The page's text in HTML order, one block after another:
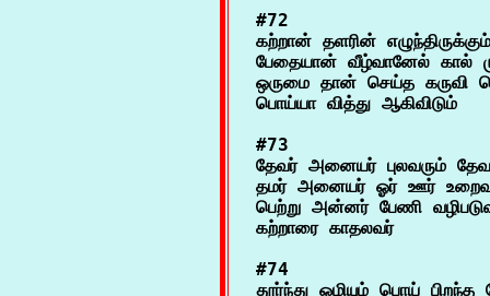
#72
கற்றான் தளரின்
பேதையான் வீழ்வானேல் கால்
ஒருமை தான் செய்த கருவி
#73
தேவர் அனையர் புலவரும்
தமர் அனையர் ஓர் ஊர்
பெற்று அன்னர் பேணி
#74
தூர்ந்து ஒழியும் பொய்